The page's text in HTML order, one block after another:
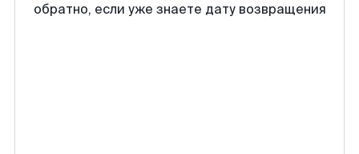
обратно, если уже знаете дату возвращения